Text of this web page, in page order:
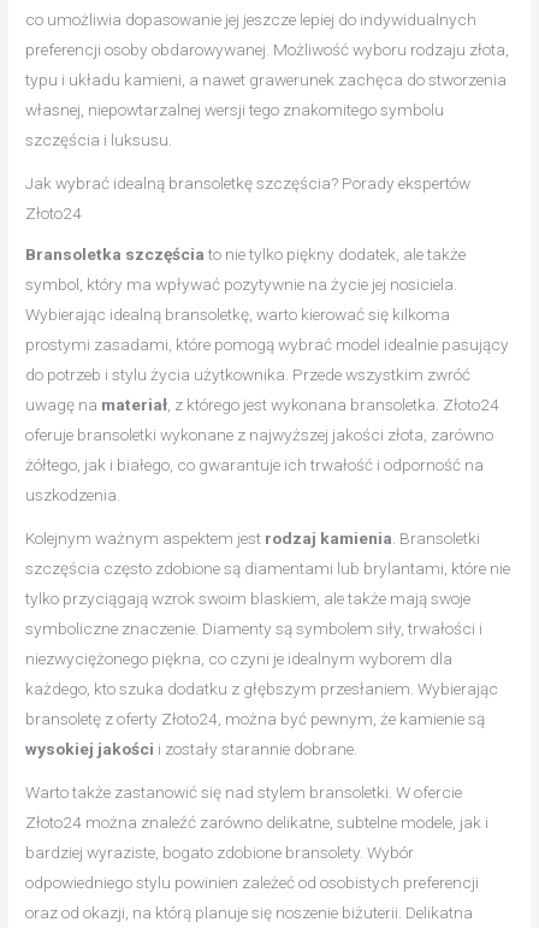
co umożliwia dopasowanie jej jeszcze lepiej do indywidualnych
preferencji osoby obdarowywanej. Możliwość wyboru rodzaju złota,
typu i układu kamieni, a nawet grawerunek zachęca do stworzenia
własnej, niepowtarzalnej wersji tego znakomitego symbolu
szczęścia i luksusu.
Jak wybrać idealną bransoletkę szczęścia? Porady ekspertów
Złoto24
Bransoletka szczęścia to nie tylko piękny dodatek, ale także
symbol, który ma wpływać pozytywnie na życie jej nosiciela.
Wybierając idealną bransoletkę, warto kierować się kilkoma
prostymi zasadami, które pomogą wybrać model idealnie pasujący
do potrzeb i stylu życia użytkownika. Przede wszystkim zwróć
uwagę na materiał, z którego jest wykonana bransoletka. Złoto24
oferuje bransoletki wykonane z najwyższej jakości złota, zarówno
żółtego, jak i białego, co gwarantuje ich trwałość i odporność na
uszkodzenia.
Kolejnym ważnym aspektem jest rodzaj kamienia. Bransoletki
szczęścia często zdobione są diamentami lub brylantami, które nie
tylko przyciągają wzrok swoim blaskiem, ale także mają swoje
symboliczne znaczenie. Diamenty są symbolem siły, trwałości i
niezwyciężonego piękna, co czyni je idealnym wyborem dla
każdego, kto szuka dodatku z głębszym przesłaniem. Wybierając
bransoletę z oferty Złoto24, można być pewnym, że kamienie są
wysokiej jakości i zostały starannie dobrane.
Warto także zastanowić się nad stylem bransoletki. W ofercie
Złoto24 można znaleźć zarówno delikatne, subtelne modele, jak i
bardziej wyraziste, bogato zdobione bransolety. Wybór
odpowiedniego stylu powinien zależeć od osobistych preferencji
oraz od okazji, na którą planuje się noszenie biżuterii. Delikatna